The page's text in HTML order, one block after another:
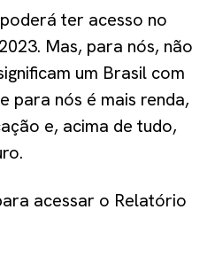
ter acesso no
Mas, para nós, não
um Brasil com
para nós é mais renda,
e, acima de tudo,
acessar o Relatório